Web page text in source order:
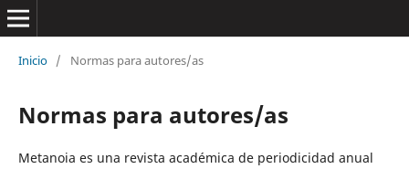
Inicio / Normas para autores/as
Normas para autores/as
Metanoia es una revista académica de periodicidad anual